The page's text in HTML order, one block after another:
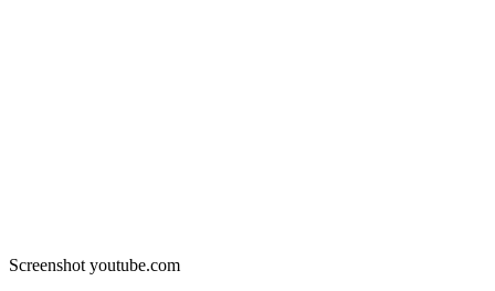
Screenshot youtube.com